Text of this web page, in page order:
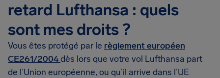
retard Lufthansa : quels
sont mes droits ?
Vous êtes protégé par le règlement européen
CE261/2004dès lors que votre vol Lufthansa part
de l’Union européenne, ou qu’il arrive dans l’UE